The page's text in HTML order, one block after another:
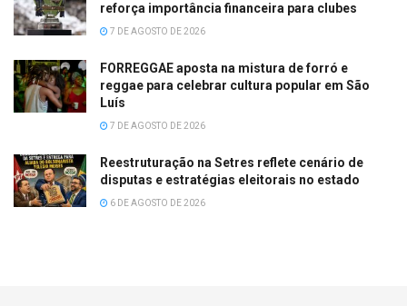
reforça importância financeira para clubes
7 DE AGOSTO DE 2026
FORREGGAE aposta na mistura de forró e
reggae para celebrar cultura popular em São
Luís
7 DE AGOSTO DE 2026
Reestruturação na Setres reflete cenário de
disputas e estratégias eleitorais no estado
6 DE AGOSTO DE 2026